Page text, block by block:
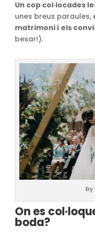
Un cop col·locades
unes breus paraules,
matrimoni i els
besar!).
by
On es
boda?